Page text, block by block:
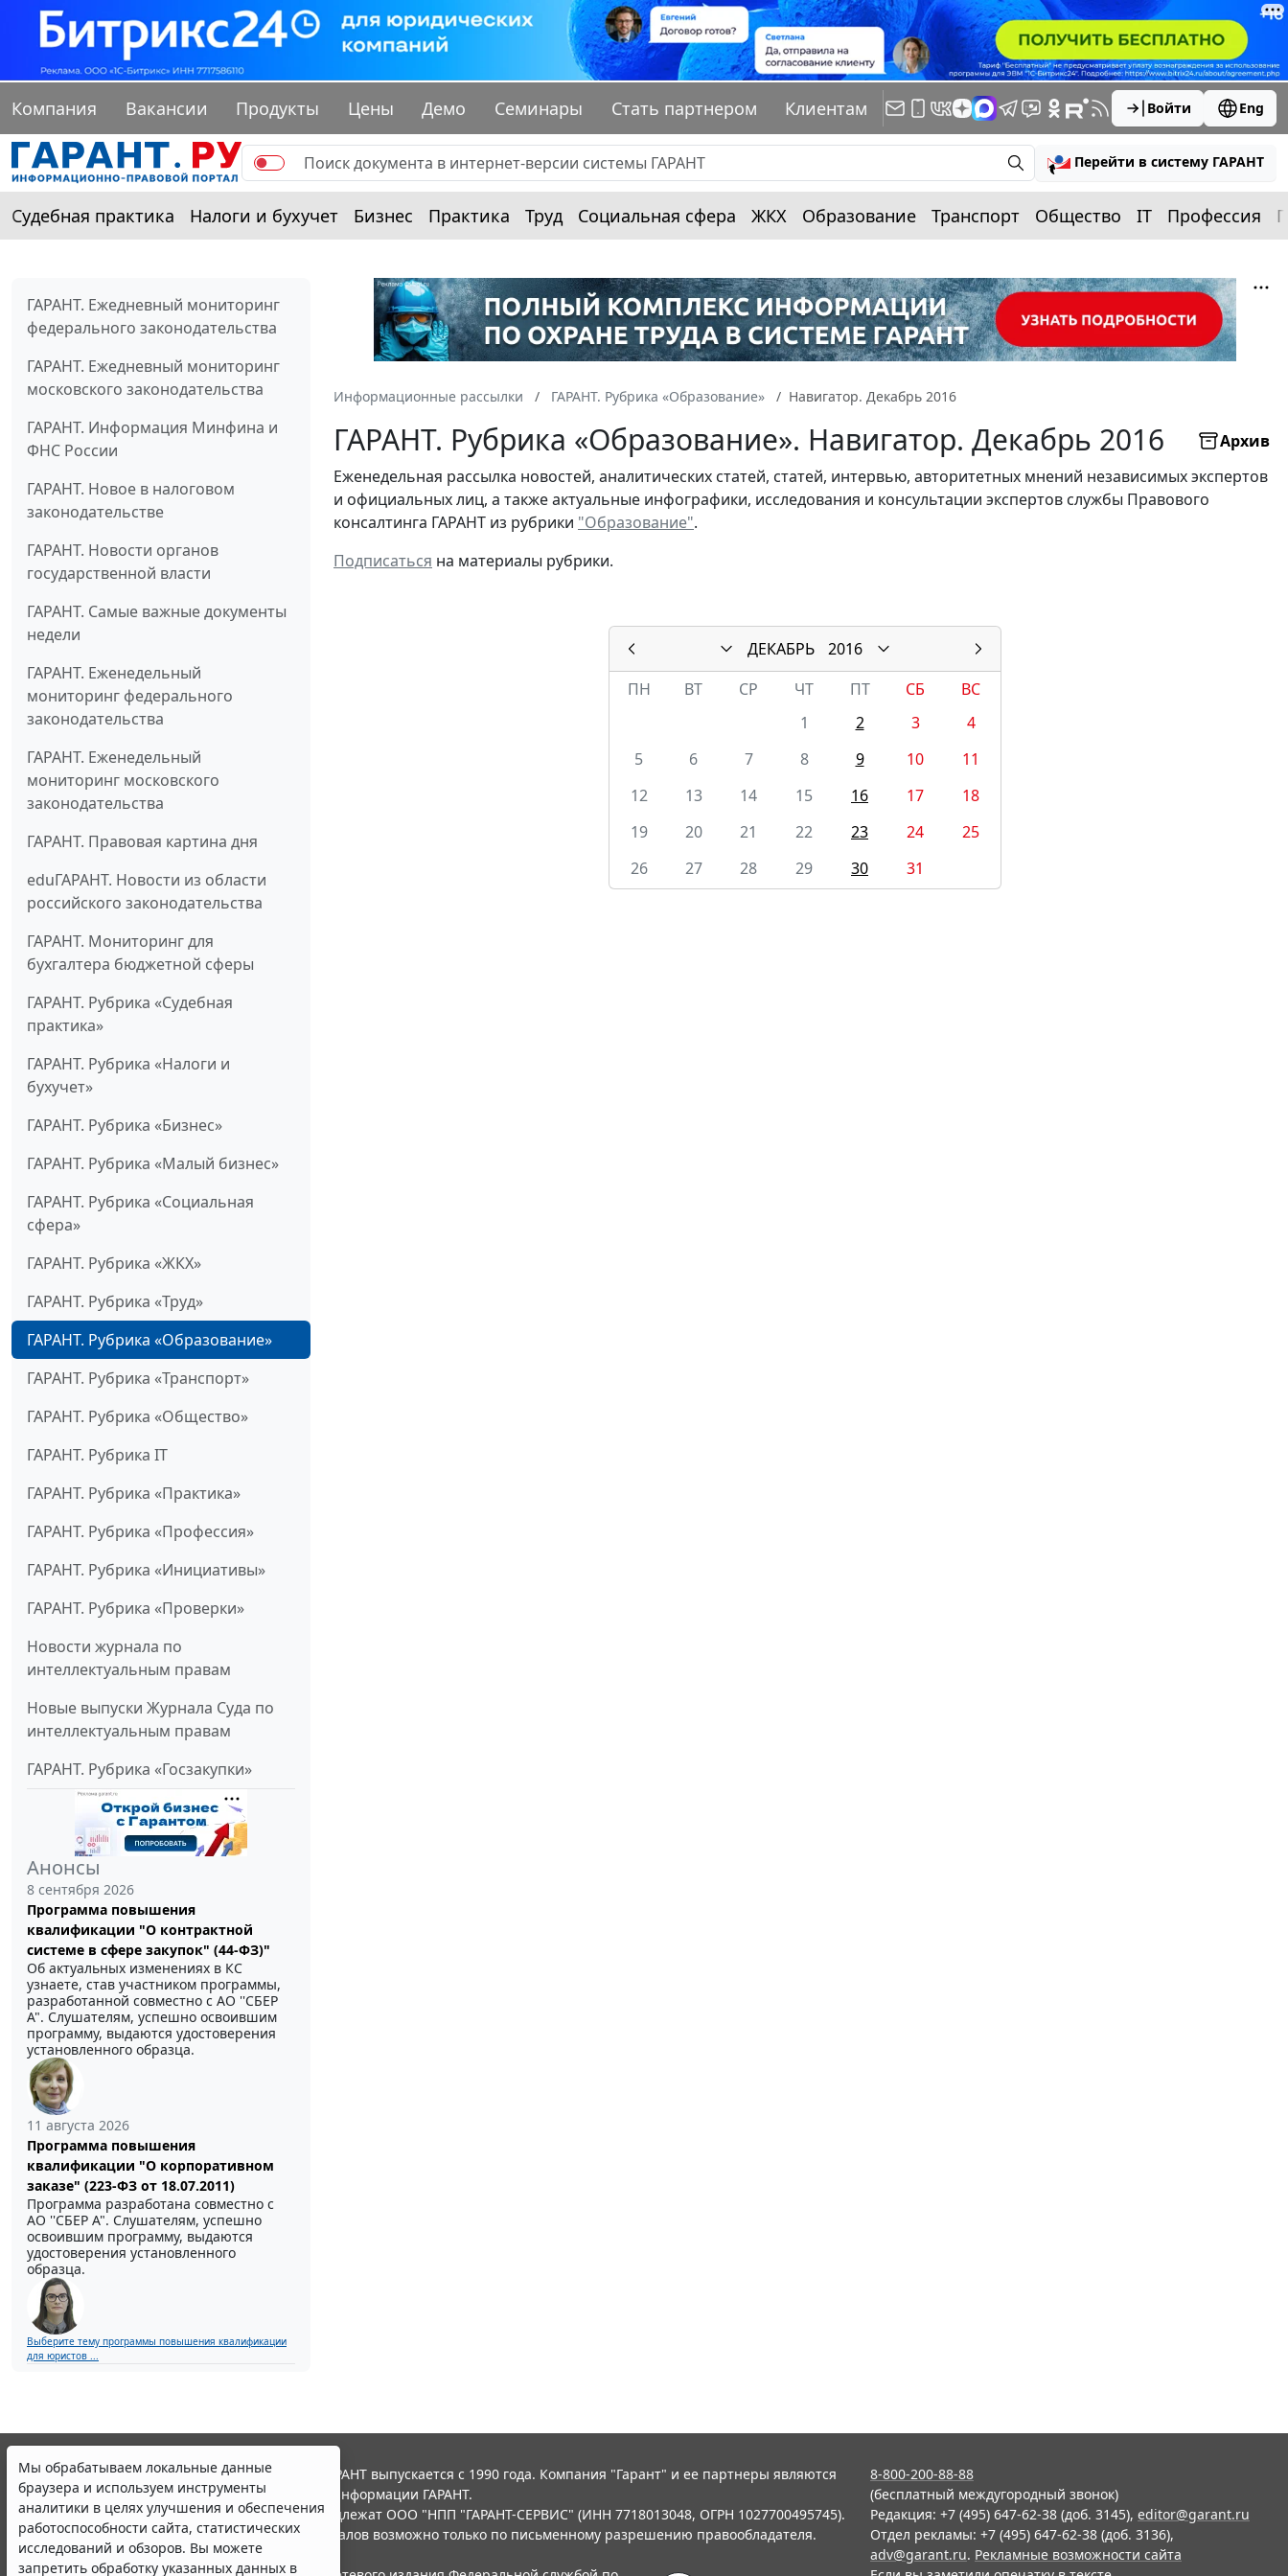
Компания Вакансии Продукты Цены Демо Семинары Стать партнером Клиентам Войти Eng
Перейти в систему ГАРАНТ
Судебная практика Налоги и бухучет Бизнес Практика Труд Социальная сфера ЖКХ Образование Транспорт Общество IT Профессия
ГАРАНТ. Ежедневный мониторинг
федерального законодательства
ГАРАНТ. Ежедневный мониторинг
московского законодательства
ГАРАНТ. Информация Минфина и
ФНС России
ГАРАНТ. Новое в налоговом
законодательстве
ГАРАНТ. Новости органов
государственной власти
ГАРАНТ. Самые важные документы
недели
ГАРАНТ. Еженедельный
мониторинг федерального
законодательства
ГАРАНТ. Еженедельный
мониторинг московского
законодательства
ГАРАНТ. Правовая картина дня
eduГАРАНТ. Новости из области
российского законодательства
ГАРАНТ. Мониторинг для
бухгалтера бюджетной сферы
ГАРАНТ. Рубрика «Судебная
практика»
ГАРАНТ. Рубрика «Налоги и
бухучет»
ГАРАНТ. Рубрика «Бизнес»
ГАРАНТ. Рубрика «Малый бизнес»
ГАРАНТ. Рубрика «Социальная
сфера»
ГАРАНТ. Рубрика «ЖКХ»
ГАРАНТ. Рубрика «Труд»
ГАРАНТ. Рубрика «Образование»
ГАРАНТ. Рубрика «Транспорт»
ГАРАНТ. Рубрика «Общество»
ГАРАНТ. Рубрика IT
ГАРАНТ. Рубрика «Практика»
ГАРАНТ. Рубрика «Профессия»
ГАРАНТ. Рубрика «Инициативы»
ГАРАНТ. Рубрика «Проверки»
Новости журнала по
интеллектуальным правам
Новые выпуски Журнала Суда по
интеллектуальным правам
ГАРАНТ. Рубрика «Госзакупки»
Анонсы
8 сентября 2026
Программа повышения
квалификации "О контрактной
системе в сфере закупок" (44-ФЗ)"
Об актуальных изменениях в КС
узнаете, став участником программы,
разработанной совместно с АО ''СБЕР
А". Слушателям, успешно освоившим
программу, выдаются удостоверения
установленного образца.
11 августа 2026
Программа повышения
квалификации "О корпоративном
заказе" (223-ФЗ от 18.07.2011)
Программа разработана совместно с
АО ''СБЕР А". Слушателям, успешно
освоившим программу, выдаются
удостоверения установленного
образца.
Выберите тему программы повышения квалификации
для юристов ...
Информационные рассылки ГАРАНТ. Рубрика «Образование» Навигатор. Декабрь 2016
ГАРАНТ. Рубрика «Образование». Навигатор. Декабрь 2016
Архив
Еженедельная рассылка новостей, аналитических статей, статей, интервью, авторитетных мнений независимых экспертов
и официальных лиц, а также актуальные инфографики, исследования и консультации экспертов службы Правового
консалтинга ГАРАНТ из рубрики "Образование".
Подписаться на материалы рубрики.
ДЕКАБРЬ
2016
ПН
ВТ СР ЧТ ПТ СБ
ВС
1
2 3
4
5
6 7 8 9 10
11
12
13 14 15 16 17
18
19
20 21 22 23 24
25
26
27 28 29 30 31
Мы обрабатываем локальные данные
браузера и используем инструменты
аналитики в целях улучшения и обеспечения
работоспособности сайта, статистических
исследований и обзоров. Вы можете
запретить обработку указанных данных в
© ООО "НПП "ГАРАНТ-СЕРВИС", 2026. Система ГАРАНТ выпускается с 1990 года. Компания "Гарант" и ее партнеры являются
участниками Российской ассоциации правовой информации ГАРАНТ.
Все права на материалы сайта ГАРАНТ.РУ принадлежат ООО "НПП "ГАРАНТ-СЕРВИС" (ИНН 7718013048, ОГРН 1027700495745).
Полное или частичное воспроизведение материалов возможно только по письменному разрешению правообладателя.
Правила использования портала.
8-800-200-88-88
(бесплатный междугородный звонок)
Редакция: +7 (495) 647-62-38 (доб. 3145), editor@garant.ru
Отдел рекламы: +7 (495) 647-62-38 (доб. 3136),
adv@garant.ru. Рекламные возможности сайта